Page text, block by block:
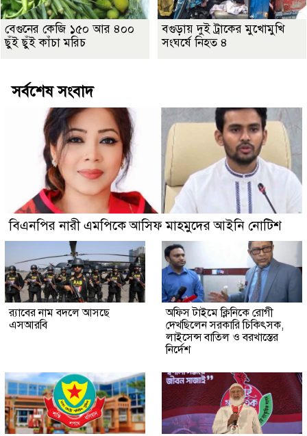
বেগুনের কেজি ১৫০ আর ৪০০
ছুঁই ছুঁই কাঁচা মরিচ
বগুড়ায় দুই ট্রাকের মুখোমুখি
সংঘর্ষে নিহত ৪
সর্বশেষ সংবাদ
বিএনপির নারী এমপিকে আসিফ মাহমুদের আইনি নোটিশ
র‍্যাবের নাম বদলে আসছে
এসআরবি
অফিস টাইমে ক্লিনিকে রোগী
দেখছিলেন সরকারি চিকিৎসক,
লাইসেন্স বাতিল ও বরখাস্তের
নির্দেশ